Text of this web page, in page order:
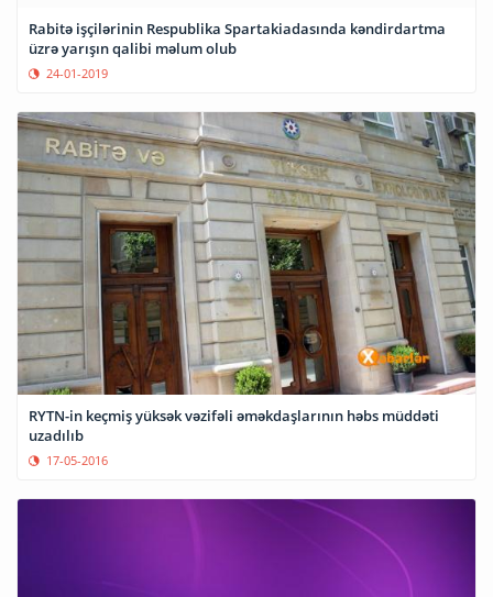
Rabitə işçilərinin Respublika Spartakiadasında kəndirdartma
üzrə yarışın qalibi məlum olub
24-01-2019
RYTN-in keçmiş yüksək vəzifəli əməkdaşlarının həbs müddəti
uzadılıb
17-05-2016